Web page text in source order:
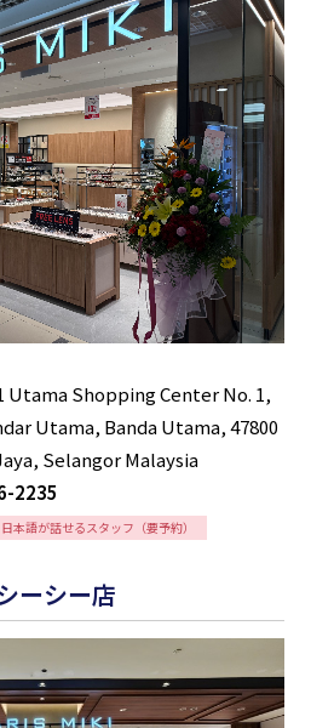
Utama Shopping Center No. 1,
Utama, Banda Utama, 47800
Selangor Malaysia
2235
日本語が話せるスタッフ（要予約）
ーシー店